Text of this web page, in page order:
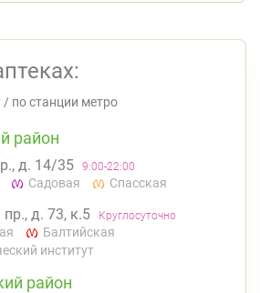
/ по станции метро
район
д. 14/35 9:00-22:00
Садовая Спасская
д. 73, к.5 Круглосуточно
Балтийская
институт
район